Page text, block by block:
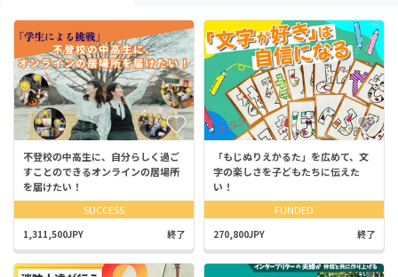
不登校の中高生に、自分らしく過ご
すことのできるオンラインの居場所
を届けたい！
SUCCESS
1,311,500JPY 終了
「もじぬりえかるた」を広めて、文
字の楽しさを子どもたちに伝えた
い！
FUNDED
270,800JPY 終了